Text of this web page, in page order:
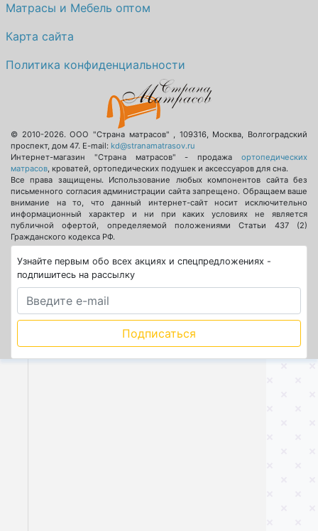
Матрасы и Мебель оптом
Карта сайта
Политика конфиденциальности
© 2010-2026.ООО "Страна матрасов" , 109316, Москва, Волгоградский
проспект, дом 47. E-mail: kd@stranamatrasov.ru
Интернет-магазин "Страна матрасов" - продажа ортопедических
матрасов, кроватей, ортопедических подушек и аксессуаров для сна.
Все права защищены. Использование любых компонентов сайта без
письменного согласия администрации сайта запрещено. Обращаем ваше
внимание на то, что данный интернет-сайт носит исключительно
информационный характер и ни при каких условиях не является
публичной офертой, определяемой положениями Статьи 437 (2)
Гражданского кодекса РФ.
Узнайте первым обо всех акциях и спецпредложениях -
подпишитесь на рассылку